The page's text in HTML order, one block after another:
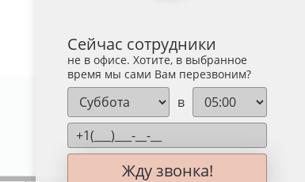
№ 42
Сейчас сотрудники
не в офисе. Хотите, в выбранное
время мы сами Вам перезвоним?
в
Жду звонка!